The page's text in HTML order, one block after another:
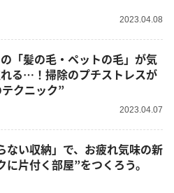
2023.04.08
「髪の毛・ペットの毛」が気
る…！掃除のプチストレスが
クニック”
2023.04.07
ない収納」で、お疲れ気味の新
に片付く部屋”をつくろう。